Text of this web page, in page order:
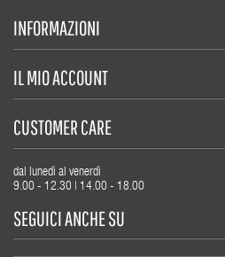
INFORMAZIONI
IL MIO ACCOUNT
CUSTOMER CARE
dal lunedì al venerdì
9.00 - 12.30 | 14.00 - 18.00
SEGUICI ANCHE SU